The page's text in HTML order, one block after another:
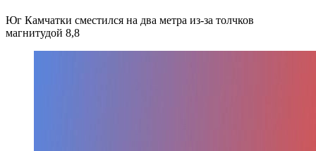
Юг Камчатки сместился на два метра из-за толчков
магнитудой 8,8